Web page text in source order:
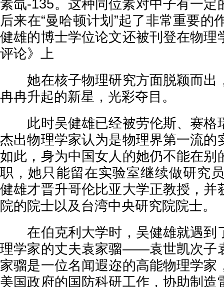
素氙-135。这种同位素对中子有一定
后来在“曼哈顿计划”起了非常重要的
健雄的博士学位论文还被刊登在物理
评论》上
她在核子物理研究方面脱颖而出
冉冉升起的新星，光彩夺目。
此时吴健雄已经被劳伦斯、赛格
杰出物理学家认为是物理界第一流的
如此，身为中国女人的她仍不能在别
职，她只能留在实验室继续做研究
健雄才晋升哥伦比亚大学正教授，并
院的院士以及台湾中央研究院院士。
在伯克利大学时，吴健雄就遇到
理学家的丈夫袁家骝——袁世凯次
家骝是一位名闻遐迩的高能物理学家
美国政府的国防科研工作，协助制造